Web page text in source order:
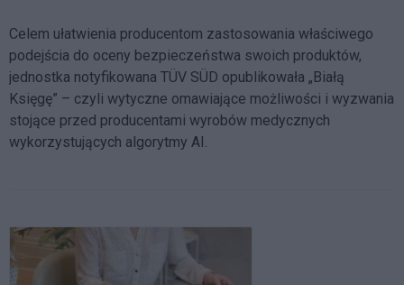
Celem ułatwienia producentom zastosowania właściwego
podejścia do oceny bezpieczeństwa swoich produktów,
jednostka notyfikowana TÜV SÜD opublikowała „Białą
Księgę” – czyli wytyczne omawiające możliwości i wyzwania
stojące przed producentami wyrobów medycznych
wykorzystujących algorytmy AI.